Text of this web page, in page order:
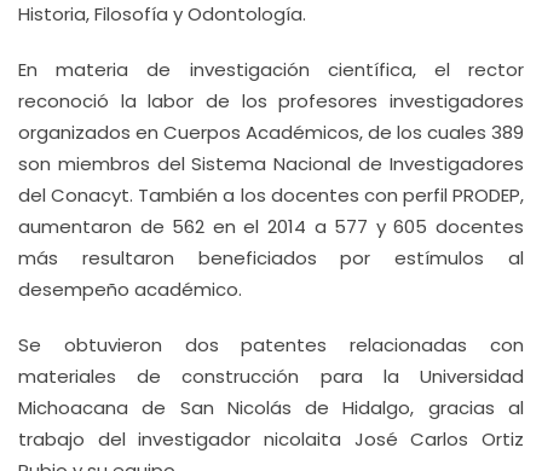
Historia, Filosofía y Odontología.
En materia de investigación científica, el rector
reconoció la labor de los profesores investigadores
organizados en Cuerpos Académicos, de los cuales 389
son miembros del Sistema Nacional de Investigadores
del Conacyt. También a los docentes con perfil PRODEP,
aumentaron de 562 en el 2014 a 577 y 605 docentes
más resultaron beneficiados por estímulos al
desempeño académico.
Se obtuvieron dos patentes relacionadas con
materiales de construcción para la Universidad
Michoacana de San Nicolás de Hidalgo, gracias al
trabajo del investigador nicolaita José Carlos Ortiz